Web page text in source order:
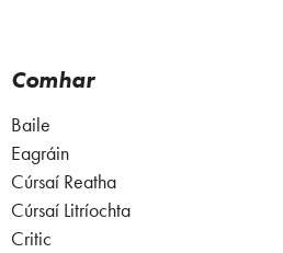
Comhar
Baile
Eagráin
Cúrsaí Reatha
Cúrsaí Litríochta
Critic